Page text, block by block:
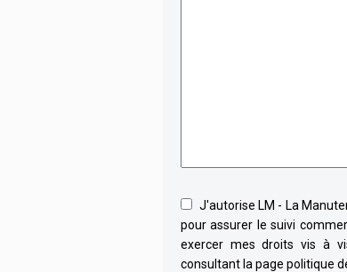
J'autorise LM - La
pour assurer le suivi
exercer mes droits vis à
consultant la page politique